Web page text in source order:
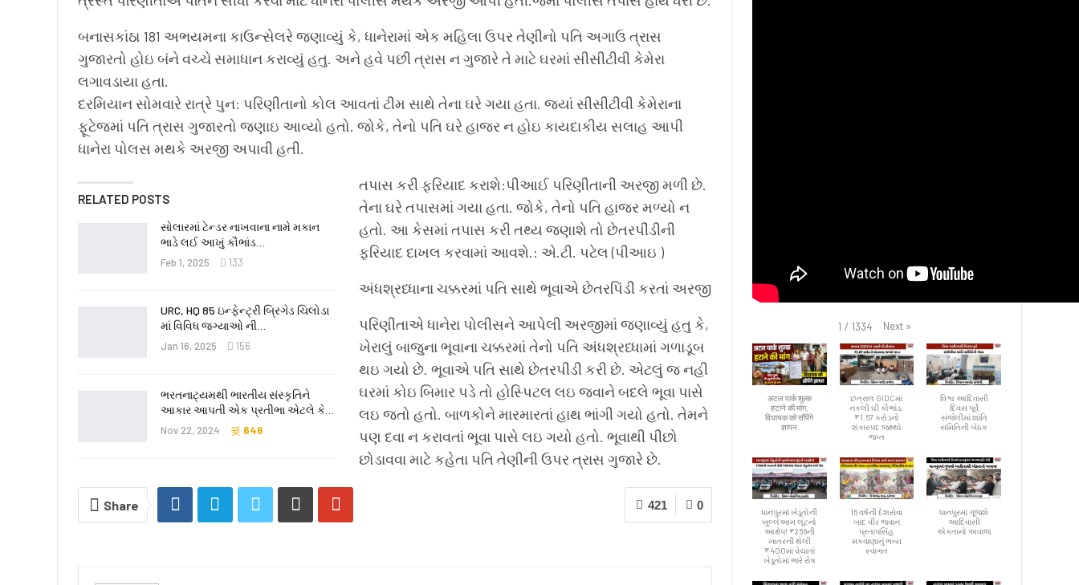
બનાસકાંઠા 181 અભયમના કાઉન્સેલરે જણાવ્યું કે, ધાનેરામાં એક મહિલા ઉપર તેણીનો પતિ અગાઉ ત્રાસ
ગુજારતો હોઇ બંને વચ્ચે સમાધાન કરાવ્યું હતુ. અને હવે પછી ત્રાસ ન ગુજારે તે માટે ઘરમાં સીસીટીવી કેમેરા
લગાવડાયા હતા.
દરમિયાન સોમવારે રાત્રે પુન: પરિણીતાનો કોલ આવતાં ટીમ સાથે તેના ઘરે ગયા હતા. જ્યાં સીસીટીવી કેમેરાના
ફૂટેજમાં પતિ ત્રાસ ગુજારતો જણાઇ આવ્યો હતો. જોકે, તેનો પતિ ઘરે હાજર ન હોઇ કાયદાકીય સલાહ આપી
ધાનેરા પોલસ મથકે અરજી અપાવી હતી.
RELATED POSTS
સોલારમાં ટેન્ડર નાખવાના નામે મકાન
ભાડે લઈ આખું કૌભાંડ…
Feb 1, 2025 133
URC, HQ 85 ઇન્ફેન્ટ્રી બ્રિગેડ ચિલોડા
માં વિવિધ જગ્યાઓ ની…
Jan 16, 2025 156
ભરતનાટ્યમથી ભારતીય સંસ્કૃતિને
આકાર આપતી એક પ્રતીભા એટલે કે‌…
Nov 22, 2024 646
તપાસ કરી ફરિયાદ કરાશે:પીઆઈ પરિણીતાની અરજી મળી છે.
તેના ઘરે તપાસમાં ગયા હતા. જોકે, તેનો પતિ હાજર મળ્યો ન
હતો. આ કેસમાં તપાસ કરી તથ્ય જણાશે તો છેતરપીંડીની
ફરિયાદ દાખલ કરવામાં આવશે.: એ.ટી. પટેલ (પીઆઇ )
અંધશ્રધ્ધાના ચક્કરમાં પતિ સાથે ભૂવાએ છેતરપિંડી કરતાં અરજી
પરિણીતાએ ધાનેરા પોલીસને આપેલી અરજીમાં જણાવ્યું હતુ કે,
ખેરાલું બાજુના ભૂવાના ચક્કરમાં તેનો પતિ અંધશ્રધ્ધામાં ગળાડૂબ
થઇ ગયો છે. ભૂવાએ પતિ સાથે છેતરપીંડી કરી છે. એટલું જ નહી
ઘરમાં કોઇ બિમાર પડે તો હોસ્પિટલ લઇ જવાને બદલે ભૂવા પાસે
લઇ જતો હતો. બાળકોને મારમારતાં હાથ ભાંગી ગયો હતો. તેમને
પણ દવા ન કરાવતાં ભૂવા પાસે લઇ ગયો હતો. ભૂવાથી પીછો
છોડાવવા માટે કહેતા પતિ તેણીની ઉપર ત્રાસ ગુજારે છે.
0
421
Share
1 / 1334 Next »
अटल पार्क शुल्क
हटाने की मांग,
विधायक को सौंपेंगे
ज्ञापन
છત્રાલ GIDCમાં
નકલી ઘી કૌભાંડ:
₹1.67 કરોડનો
શંકાસ્પદ જથ્થો
જપ્ત
વિશ્વ આદિવાસી
દિવસ પૂર્વે
સંજેલીમાં શાંતિ
સમિતિની બેઠક
ધાનપુરમાં ખેડૂતોની
ખુલ્લેઆમ લૂંટનો
આક્ષેપ! ₹266ની
ખાતરની થેલી
₹400માં વેચાતાં
ખેડૂતોમાં ભારે રોષ
16 વર્ષની દેશસેવા
બાદ વીર જવાન
પ્રતાપસિંહ
મકવાણાનું ભવ્ય
સ્વાગત
ધાનપુરમાં ગૂંજશે
આદિવાસી
એકતાનો અવાજ